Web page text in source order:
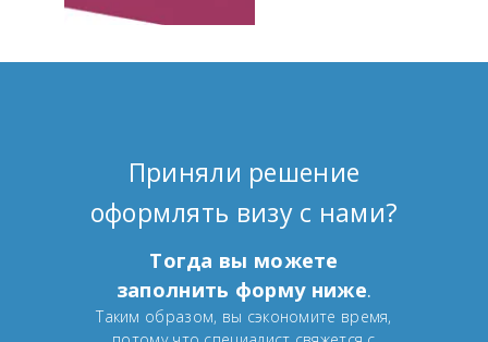
Приняли решение
оформлять визу с нами?
Тогда вы можете
заполнить форму ниже.
Таким образом, вы сэкономите время,